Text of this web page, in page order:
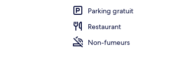
Parking gratuit
Restaurant
Non-fumeurs